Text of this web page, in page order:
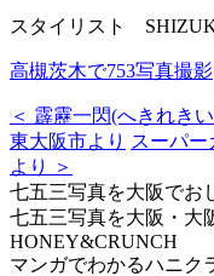
スタイリスト
高槻茨木で753写真撮影
＜ 霹靂一閃(へきれき
東大阪市より スーパ
より ＞
七五三写真を大阪でお
七五三写真を大阪・大
HONEY&CRUNCH
マンガでわかるハニク